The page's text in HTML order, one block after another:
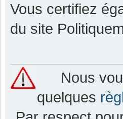
Vous certifiez
du site
Nous
quelques